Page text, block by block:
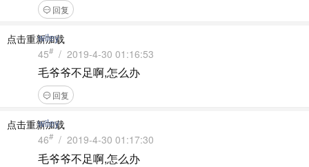
回复
点击重新加载
wiley
45# / 2019-4-30 01:16:53
毛爷爷不足啊,怎么办
回复
点击重新加载
wiley
46# / 2019-4-30 01:17:30
毛爷爷不足啊,怎么办